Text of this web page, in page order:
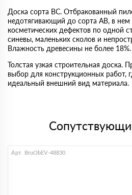
Доска сорта BC. Отбракованный
недотягивающий до сорта AB, в
косметических дефектов по одной
синевы, маленьких сколов и
Влажность древесины не более 18%.
Толстая узкая строительная
выбор для конструкционных работ,
идеальный внешний вид материала.
Арт. BruObEV-48830